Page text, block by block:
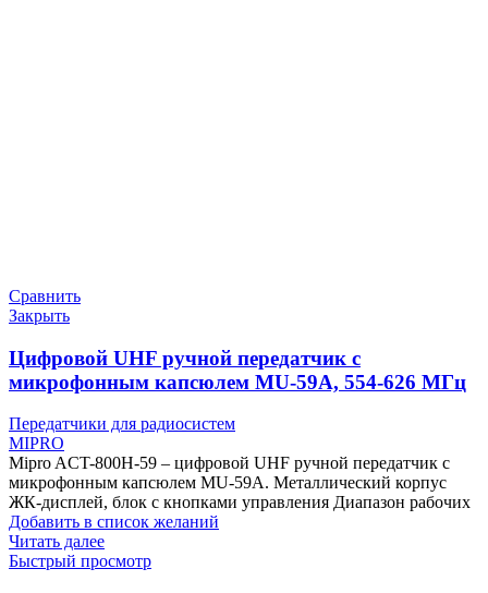
Сравнить
Закрыть
Цифровой UHF ручной передатчик с
микрофонным капсюлем MU-59A, 554-626 МГц
Передатчики для радиосистем
MIPRO
Mipro ACT-800H-59 – цифровой UHF ручной передатчик с
микрофонным капсюлем MU-59A. Металлический корпус
ЖК-дисплей, блок с кнопками управления Диапазон рабочих
Добавить в список желаний
Читать далее
Быстрый просмотр